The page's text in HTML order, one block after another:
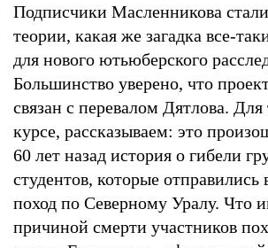
Подписчики Масленникова
теории, какая же загадка все-
для нового ютьюберского
Большинство уверено, что
связан с перевалом Дятлова. Для
курсе, рассказываем: это
60 лет назад история о гибели
студентов, которые
поход по Северному Уралу. Что
причиной смерти участников